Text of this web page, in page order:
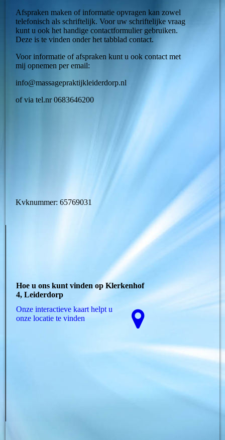
Afspraken maken of informatie opvragen kan zowel
telefonisch als schriftelijk. Voor uw schriftelijke vraag
kunt u ook het handige contactformulier gebruiken.
Deze is te vinden onder het tabblad contact.
Voor informatie of afspraken kunt u ook contact met
mij opnemen per email:
info@massagepraktijkleiderdorp.nl
of via tel.nr 0683646200
Kvknummer: 65769031
Hoe u ons kunt vinden op Klerkenhof
4, Leiderdorp
Onze interactieve kaart helpt u
onze locatie te vinden